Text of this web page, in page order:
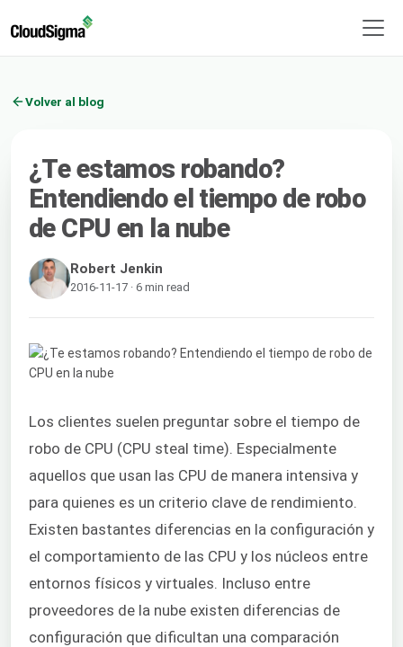
Volver al blog
¿Te estamos robando?
Entendiendo el tiempo de robo
de CPU en la nube
Robert Jenkin
2016-11-17 · 6 min read
Los clientes suelen preguntar sobre el tiempo de
robo de CPU (CPU steal time). Especialmente
aquellos que usan las CPU de manera intensiva y
para quienes es un criterio clave de rendimiento.
Existen bastantes diferencias en la configuración y
el comportamiento de las CPU y los núcleos entre
entornos físicos y virtuales. Incluso entre
proveedores de la nube existen diferencias de
configuración que dificultan una comparación